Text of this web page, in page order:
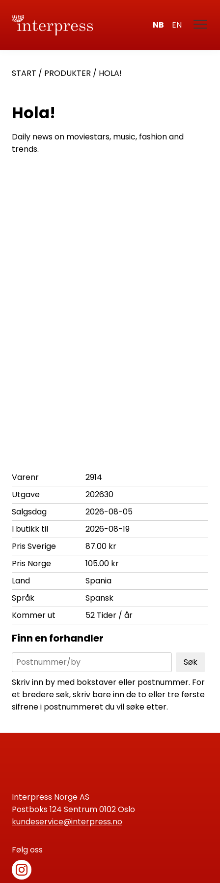
NB EN
START / PRODUKTER / HOLA!
Hola!
Daily news on moviestars, music, fashion and
trends.
Varenr
2914
Utgave
202630
Salgsdag
2026-08-05
I butikk til
2026-08-19
Pris Sverige
87.00 kr
Pris Norge
105.00 kr
Land
Spania
Språk
Spansk
Kommer ut
52 Tider / år
Finn en forhandler
Søk
Skriv inn by med bokstaver eller postnummer. For
et bredere søk, skriv bare inn de to eller tre første
sifrene i postnummeret du vil søke etter.
Interpress Norge AS
Postboks 124 Sentrum 0102 Oslo
kundeservice@interpress.no
Følg oss